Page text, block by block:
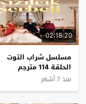
02:18:20
مسلسل شراب التوت
الحلقة 114 مترجم
منذ 7 أشهر